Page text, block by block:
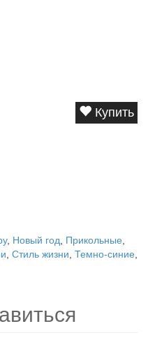
Купить
, Новый год Прикольные
Стиль жизни Темно-синие